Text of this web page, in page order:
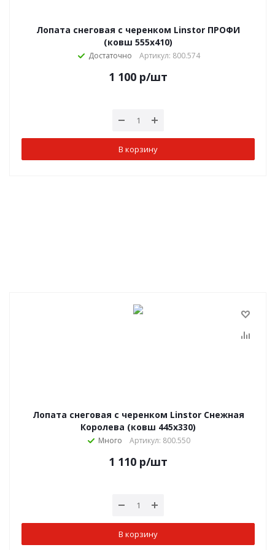
Лопата снеговая с черенком Linstor ПРОФИ
(ковш 555х410)
Достаточно Артикул: 800.574
1 100 р/шт
В корзину
Лопата снеговая с черенком Linstor Снежная
Королева (ковш 445х330)
Много Артикул: 800.550
1 110 р/шт
В корзину